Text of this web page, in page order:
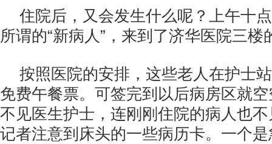
住院后，又会发生什么呢？上午十
所谓的“新病人”，来到了济华医院三楼
按照医院的安排，这些老人在护士
免费午餐票。可签完到以后病房区就
不见医生护士，连刚刚住院的病人也
记者注意到床头的一些病历卡。一个